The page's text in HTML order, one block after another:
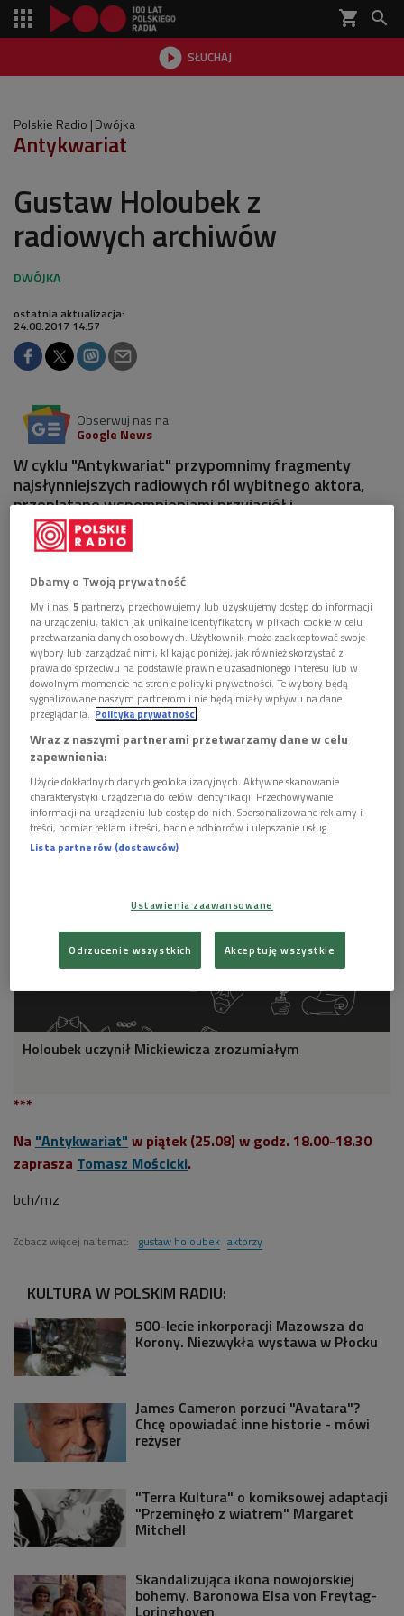
shopping_cart 
 SŁUCHAJ

Polskie Radio Dwójka
Antykwariat
Gustaw Holoubek z
radiowych archiwów
ostatnia aktualizacja:
24.08.2017 14:57
Obserwuj nas na
Google News
W cyklu "Antykwariat" przypomnimy fragmenty
najsłynniejszych radiowych ról wybitnego aktora,
przeplatane wspomnieniami przyjaciół i
współpracowników Gustawa Holoubka.
Zdjęcie Gustawa Holoubek Foto: PAP/Jacek Turczyk
Holoubek uczynił Mickiewicza zrozumiałym
***
Na "Antykwariat" w piątek (25.08) w godz. 18.00-18.30
zaprasza Tomasz Mościcki.
bch/mz
Zobacz więcej na temat: gustaw holoubek aktorzy
KULTURA W POLSKIM RADIU:
500-lecie inkorporacji Mazowsza do
Korony. Niezwykła wystawa w Płocku
James Cameron porzuci "Avatara"?
Chcę opowiadać inne historie - mówi
reżyser
"Terra Kultura" o komiksowej adaptacji
"Przeminęło z wiatrem" Margaret
Mitchell
Skandalizująca ikona nowojorskiej
bohemy. Baronowa Elsa von Freytag-
Loringhoven
Dbamy o Twoją prywatność
My i nasi5 partnerzy przechowujemy lub uzyskujemy dostęp do informacji
na urządzeniu, takich jak unikalne identyfikatory w plikach cookie w celu
przetwarzania danych osobowych. Użytkownik może zaakceptować swoje
wybory lub zarządzać nimi, klikając poniżej, jak również skorzystać z
prawa do sprzeciwu na podstawie prawnie uzasadnionego interesu lub w
dowolnym momencie na stronie polityki prywatności. Te wybory będą
sygnalizowane naszym partnerom i nie będą miały wpływu na dane
przeglądania. Polityka prywatności
Wraz z naszymi partnerami przetwarzamy dane w celu
zapewnienia:
Użycie dokładnych danych geolokalizacyjnych. Aktywne skanowanie
charakterystyki urządzenia do celów identyfikacji. Przechowywanie
informacji na urządzeniu lub dostęp do nich. Spersonalizowane reklamy i
treści, pomiar reklam i treści, badnie odbiorców i ulepszanie usług.
Lista partnerów (dostawców)
Ustawienia zaawansowane
Odrzucenie wszystkich Akceptuję wszystkie